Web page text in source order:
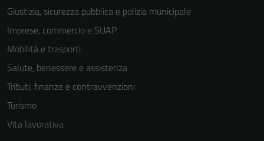
Giustizia, sicurezza pubblica e polizia municipale
Imprese, commercio e SUAP
Mobilità e trasporti
Salute, benessere e assistenza
Tributi, finanze e contravvenzioni
Turismo
Vita lavorativa